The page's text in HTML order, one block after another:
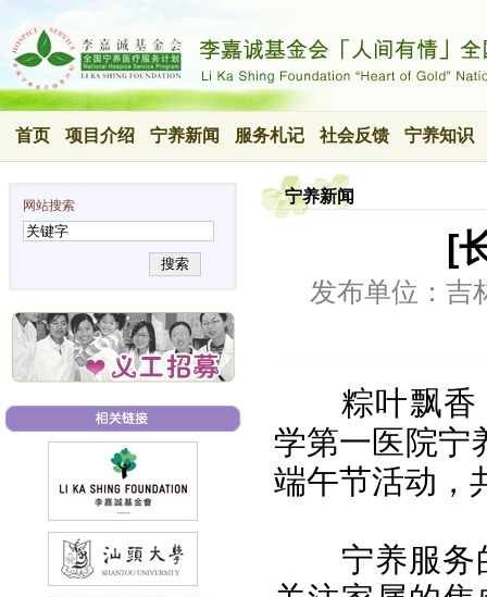
首页 项目介绍 宁养新闻 服务札记 社会反馈 宁养知识
网站搜索
搜索
宁养新闻
[
发布单位：吉
粽叶飘香
学第一医院宁
端午节活动，
宁养服务